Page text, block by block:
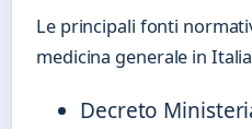
Le principali fonti
medicina generale in
Decreto